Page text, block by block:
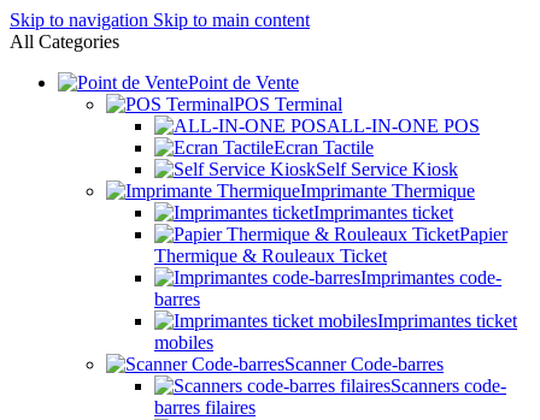
Skip to navigation Skip to main content
All Categories
Point de Vente
POS Terminal
ALL-IN-ONE POS
Ecran Tactile
Self Service Kiosk
Imprimante Thermique
Imprimantes ticket
Papier
Thermique & Rouleaux Ticket
Imprimantes code-
barres
Imprimantes ticket
mobiles
Scanner Code-barres
Scanners code-
barres filaires